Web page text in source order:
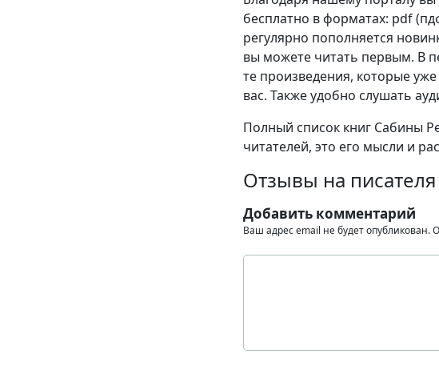
бесплатно в форматах: pdf
регулярно пополняется
вы можете читать первым. В
те произведения, которые
вас. Также удобно слушать
Полный список книг Сабины
читателей, это его мысли и
Отзывы на
Добавить комментарий
Ваш адрес email не будет опубликован.